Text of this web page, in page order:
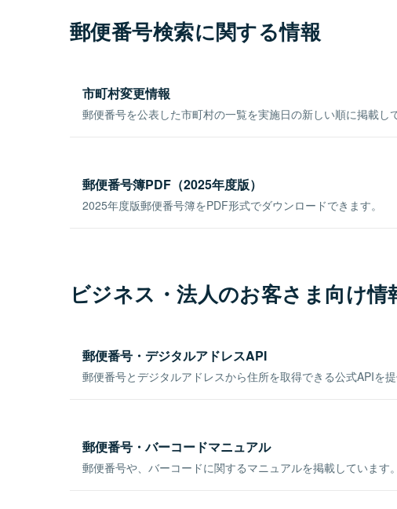
郵便番号検索に関する情報
市町村変更情報
郵便番号を公表した市町村の一覧を実施日の新しい順に掲載し
郵便番号簿PDF（2025年度版）
2025年度版郵便番号簿をPDF形式でダウンロードできます。
ビジネス・法人のお客さま向け情
郵便番号・デジタルアドレスAPI
郵便番号とデジタルアドレスから住所を取得できる公式APIを提
郵便番号・バーコードマニュアル
郵便番号や、バーコードに関するマニュアルを掲載しています。